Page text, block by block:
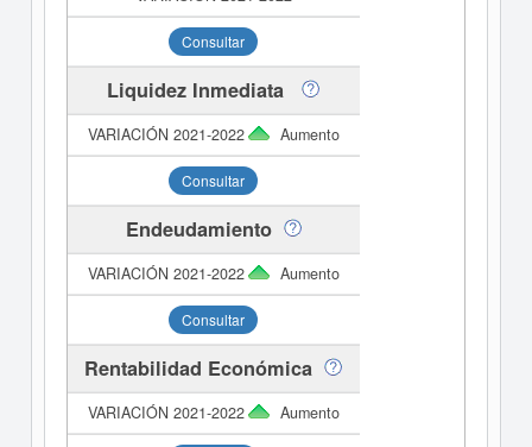
Consultar
Liquidez Inmediata
Aumento
Consultar
Endeudamiento
Aumento
Consultar
Rentabilidad Económica
Aumento